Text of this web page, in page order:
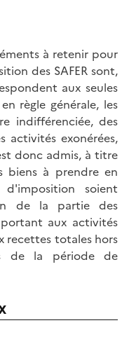
à retenir pour
des SAFER sont,
aux seules
règle générale, les
indifférenciée, des
activités exonérées,
donc admis, à titre
biens à prendre en
soient
de la partie des
aux activités
recettes totales hors
de la période de